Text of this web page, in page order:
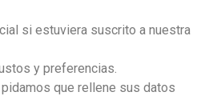
si estuviera suscrito a nuestra
y preferencias.
que rellene sus datos